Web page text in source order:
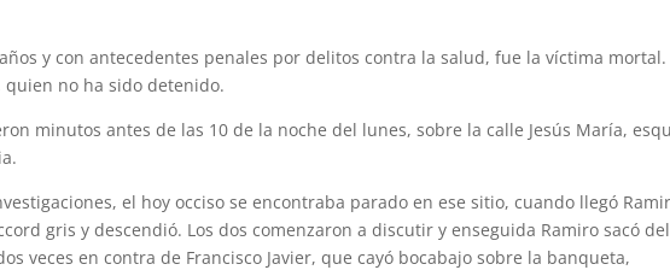
y con antecedentes penales por delitos contra la salud, fue la víctima mortal.
quien no ha sido detenido.
minutos antes de las 10 de la noche del lunes, sobre la calle Jesús María,
el hoy occiso se encontraba parado en ese sitio, cuando llegó
gris y descendió. Los dos comenzaron a discutir y enseguida Ramiro sacó del
veces en contra de Francisco Javier, que cayó bocabajo sobre la banqueta,